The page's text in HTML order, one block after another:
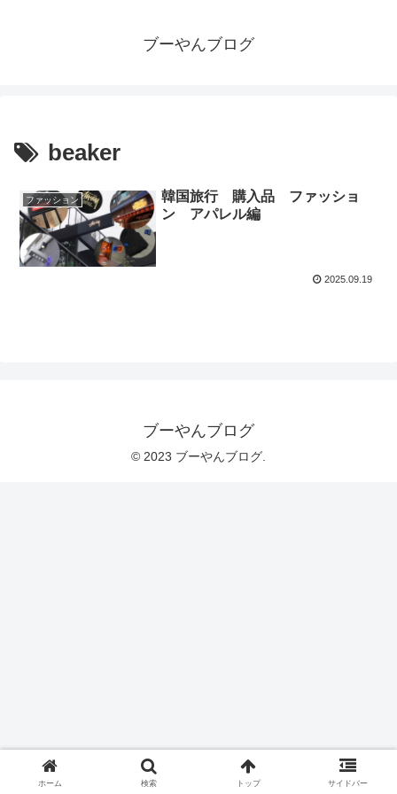
ブーやんブログ
beaker
ファッション
韓国旅行 購入品 ファッショ
ン アパレル編
2025.09.19
ブーやんブログ
© 2023 ブーやんブログ.
ホーム 検索 トップ サイドバー